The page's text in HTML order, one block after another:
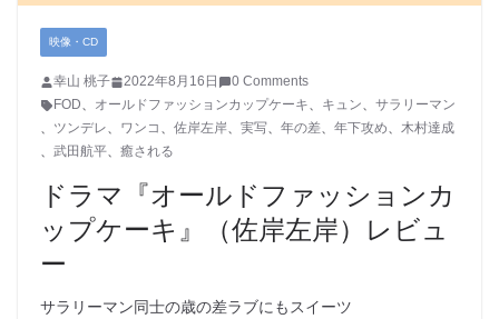
映像・CD
幸山 桃子 2022年8月16日
0 Comments
FOD、 オールドファッションカップケーキ、 キュン、 サラリーマン
、 ツンデレ、 ワンコ 、 佐岸左岸、 実写、 年の差、 年下攻め、 木村達成
、 武田航平、 癒される
ドラマ『オールドファッションカ
ップケーキ』（佐岸左岸）レビュ
ー
サラリーマン同士の歳の差ラブにもスイーツ